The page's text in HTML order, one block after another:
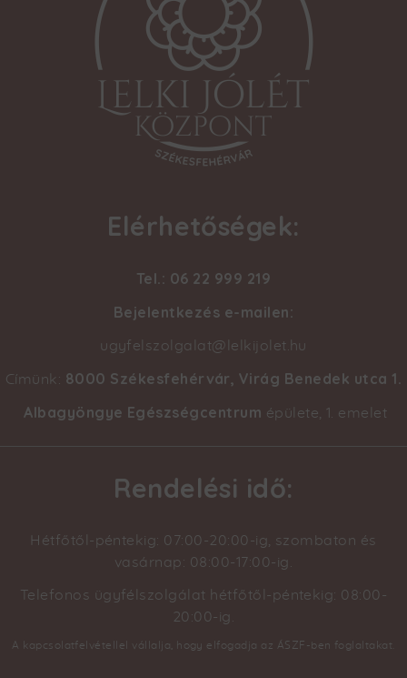
Elérhetőségek:
Tel.: 06 22 999 219
Bejelentkezés e-mailen:
ugyfelszolgalat@lelkijolet.hu
Címünk: 8000 Székesfehérvár, Virág Benedek utca 1
Albagyöngye Egészségcentrum épülete, 1. emelet
Rendelési idő:
Hétfőtől-péntekig: 07:00-20:00-ig, szombaton és
vasárnap: 08:00-17:00-ig.
Telefonos ügyfélszolgálat hétfőtől-péntekig: 08:00-
20:00-ig.
A kapcsolatfelvétellel vállalja, hogy elfogadja az ÁSZF-ben foglaltakat.